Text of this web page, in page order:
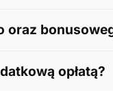
bezpłatnego
danych na
opłatą?